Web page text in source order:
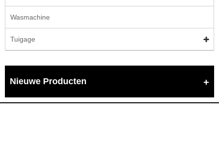
Wasmachine
Tuigage
Nieuwe Producten